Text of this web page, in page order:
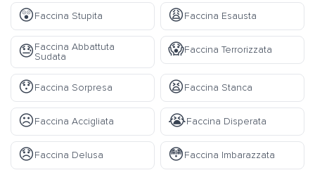
😲Faccina Stupita 😩Faccina Esausta
😓Faccina Abbattuta
Sudata
😱Faccina Terrorizzata
😯Faccina Sorpresa 😫Faccina Stanca
☹️Faccina Accigliata 😭Faccina Disperata
😞Faccina Delusa 😳Faccina Imbarazzata